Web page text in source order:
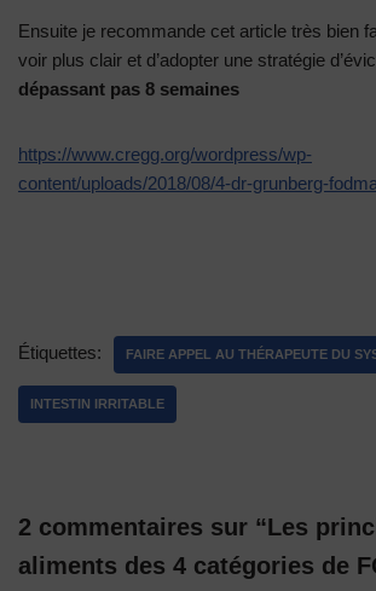
Ensuite je recommande cet article très bien
voir plus clair et d’adopter une stratégie
dépassant pas 8 semaines
https://www.cregg.org/wordpress/wp-
content/uploads/2018/08/4-dr-grunberg-
Étiquettes: FAIRE APPEL AU THÉRAPEUTE DU
INTESTIN IRRITABLE
2 commentaires sur “Les
aliments des 4 catégories de